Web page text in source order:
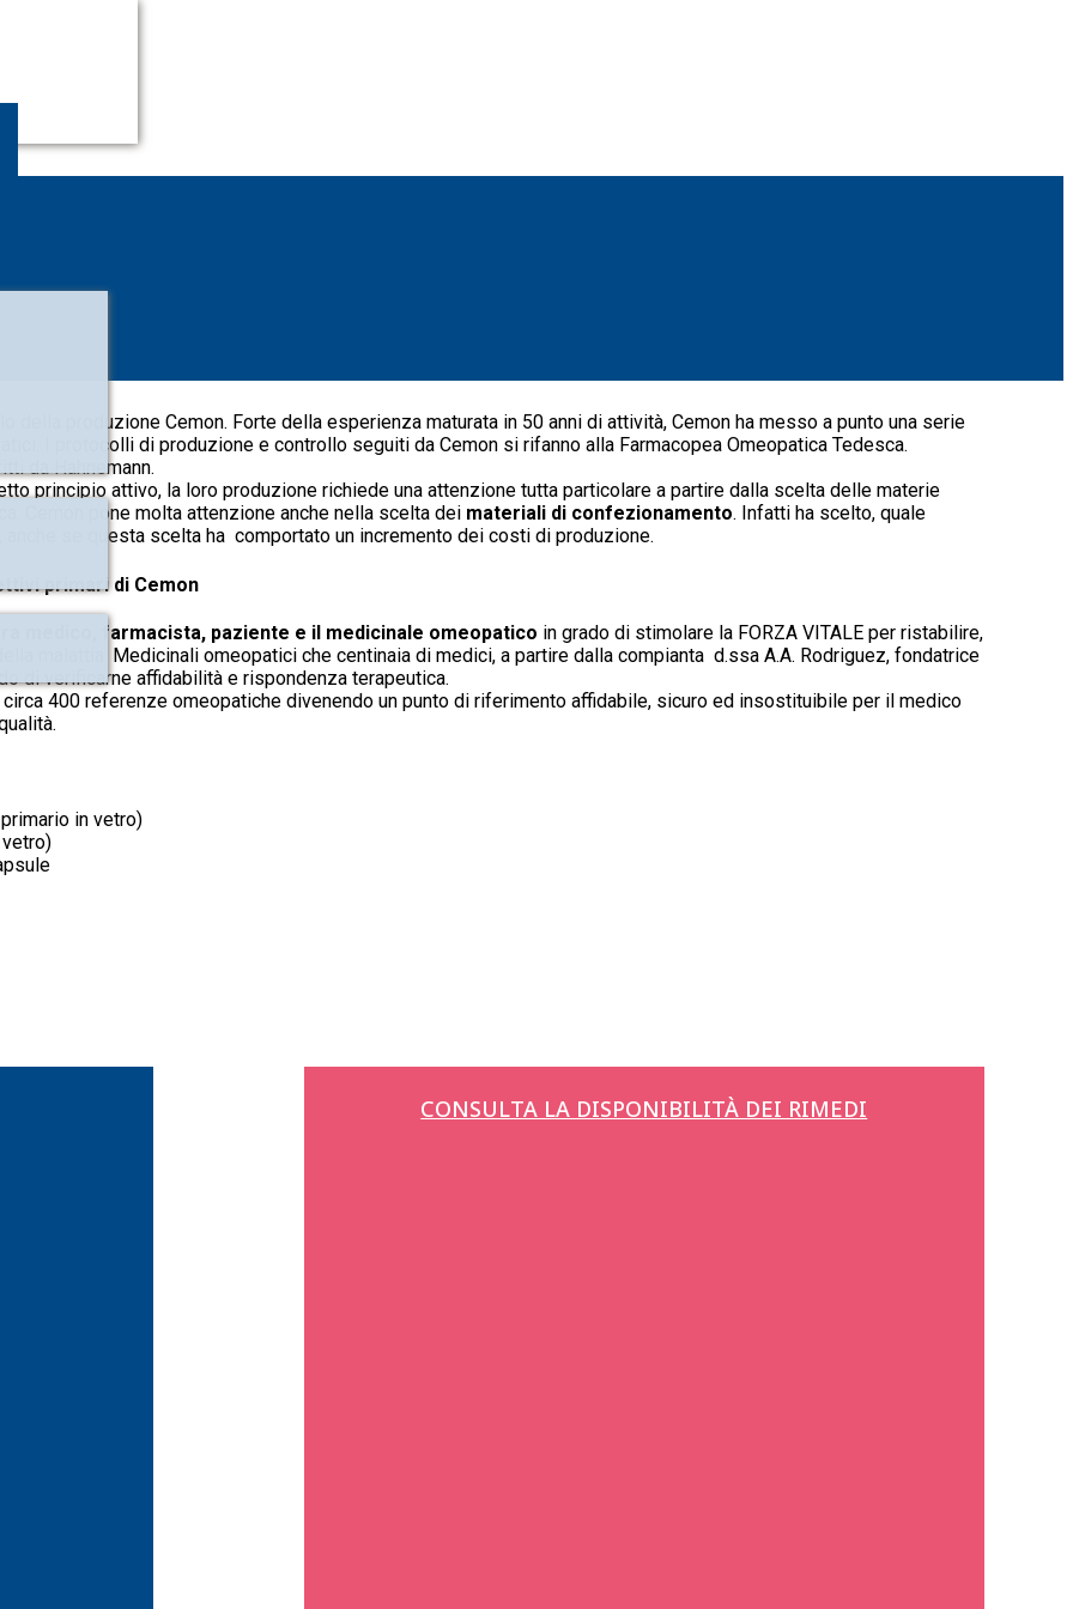
della produzione Cemon. Forte della esperienza maturata in 50 anni di attività, Cemon ha messo a punto una serie
I protocolli di produzione e controllo seguiti da Cemon si rifanno alla Farmacopea Omeopatica Tedesca.
da Hahnemann.
principio attivo, la loro produzione richiede una attenzione tutta particolare a partire dalla scelta delle materie
Cemon pone molta attenzione anche nella scelta dei materiali di confezionamento. Infatti ha scelto, quale
anche se questa scelta ha comportato un incremento dei costi di produzione.
primari di Cemon
medico, farmacista, paziente e il medicinale omeopatico in grado di stimolare la FORZA VITALE per ristabilire,
malattia. Medicinali omeopatici che centinaia di medici, a partire dalla compianta d.ssa A.A. Rodriguez, fondatrice
di verificarne affidabilità e rispondenza terapeutica.
400 referenze omeopatiche divenendo un punto di riferimento affidabile, sicuro ed insostituibile per il medico
in vetro)
CONSULTA LA DISPONIBILITÀ DEI RIMEDI